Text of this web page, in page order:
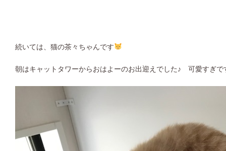
続いては、猫の茶々ちゃんです
朝はキャットタワーからおはよーのお出迎えでした♪ 可愛すぎで